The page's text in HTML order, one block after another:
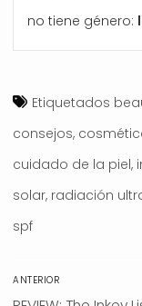
no tiene género:
Etiquetados
consejos,
cuidado de la piel,
solar, radiación
spf
Navegación
de
ANTERIOR